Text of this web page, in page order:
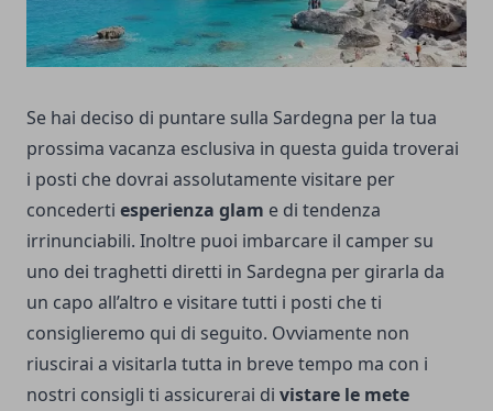
Se hai deciso di puntare sulla Sardegna per la tua
prossima vacanza esclusiva in questa guida troverai
i posti che dovrai assolutamente visitare per
concederti esperienza glam e di tendenza
irrinunciabili. Inoltre puoi imbarcare il camper su
uno dei traghetti diretti in Sardegna per girarla da
un capo all’altro e visitare tutti i posti che ti
consiglieremo qui di seguito. Ovviamente non
riuscirai a visitarla tutta in breve tempo ma con i
nostri consigli ti assicurerai di vistare le mete